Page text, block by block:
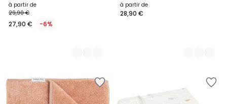
à partir de
29,90 €
27,90 € -6%
à partir de
28,90 €